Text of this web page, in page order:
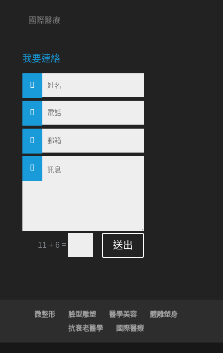
國際醫療
我要連絡
11 + 6 = 送出
微整形 臉型雕塑 醫學美容
體雕塑身
抗衰老醫學
國際醫療